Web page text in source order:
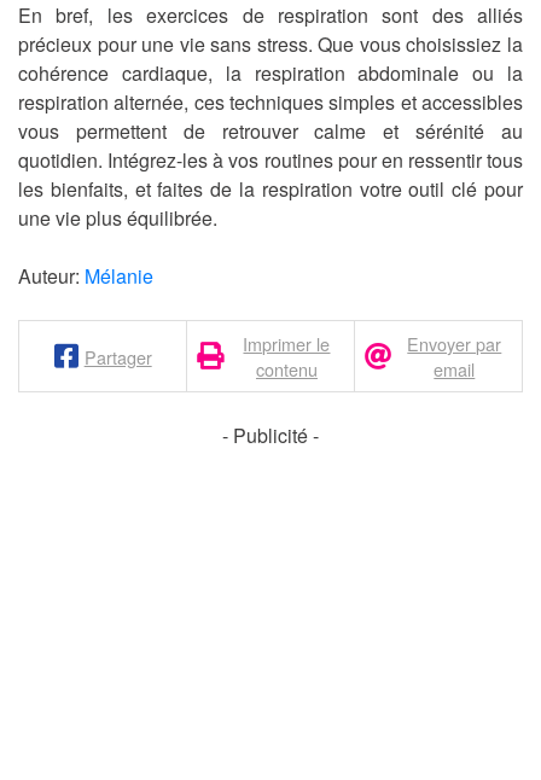
En bref, les exercices de respiration sont des alliés
précieux pour une vie sans stress. Que vous choisissiez la
cohérence cardiaque, la respiration abdominale ou la
respiration alternée, ces techniques simples et accessibles
vous permettent de retrouver calme et sérénité au
quotidien. Intégrez-les à vos routines pour en ressentir tous
les bienfaits, et faites de la respiration votre outil clé pour
une vie plus équilibrée.
Auteur: Mélanie
Partager
Imprimer le
contenu
Envoyer par
email
- Publicité -